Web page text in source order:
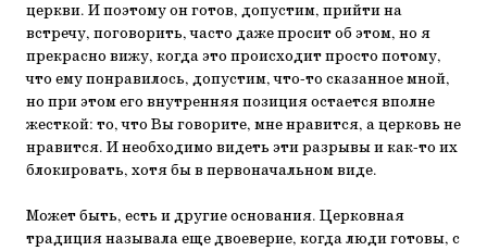
церкви. И поэтому он готов, допустим, прийти на
встречу, поговорить, часто даже просит об этом, но я
прекрасно вижу, когда это происходит просто потому,
что ему понравилось, допустим, что-то сказанное мной,
но при этом его внутренняя позиция остается вполне
жесткой: то, что Вы говорите, мне нравится, а церковь не
нравится. И необходимо видеть эти разрывы и как-то их
блокировать, хотя бы в первоначальном виде.
Может быть, есть и другие основания. Церковная
традиция называла еще двоеверие, когда люди готовы, с